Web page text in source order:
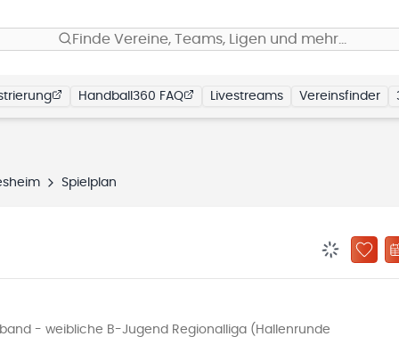
Finde Vereine, Teams, Ligen und mehr…
Handball360 FAQ Livestreams Vereinsfinder
Spielplan
ZU
- weibliche B-Jugend Regionalliga (Hallenrunde